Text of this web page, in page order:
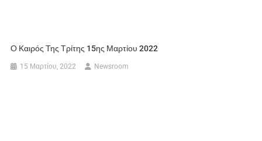
Ο Καιρός Της Τρίτης 15ης Μαρτίου 2022
15 Μαρτίου, 2022 Newsroom